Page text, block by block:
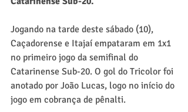
Jogando na tarde deste sábado (10),
Caçadorense e Itajaí empataram em 1x1
no primeiro jogo da semifinal do
Catarinense Sub-20. O gol do Tricolor foi
anotado por João Lucas, logo no início do
jogo em cobrança de pênalti.